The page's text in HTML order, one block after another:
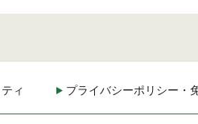
ィ プライバシーポリシー・